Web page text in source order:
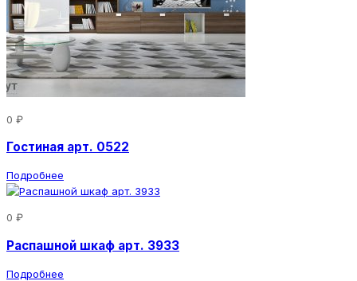
0 ₽
Гостиная арт. 0522
Подробнее
0 ₽
Распашной шкаф арт. 3933
Подробнее